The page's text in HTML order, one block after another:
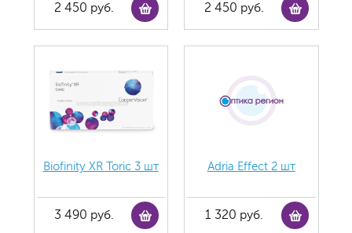
2 450 руб. 2 450 руб.
Biofinity XR Toric 3 шт
3 490 руб.
Adria Effect 2 шт
1 320 руб.